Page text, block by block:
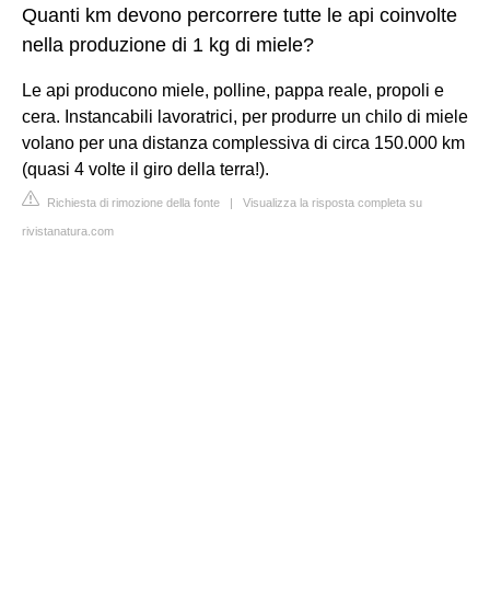
Quanti km devono percorrere tutte le api coinvolte
nella produzione di 1 kg di miele?
Le api producono miele, polline, pappa reale, propoli e
cera. Instancabili lavoratrici, per produrre un chilo di miele
volano per una distanza complessiva di circa 150.000 km
(quasi 4 volte il giro della terra!).
Richiesta di rimozione della fonte | Visualizza la risposta completa su
rivistanatura.com